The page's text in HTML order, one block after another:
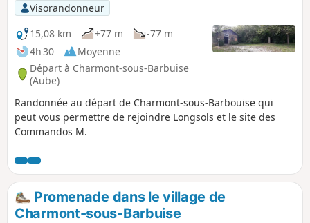
Visorandonneur
15,08 km
+77 m
-77 m
4h 30
Moyenne
Départ à Charmont-sous-Barbuise
(Aube)
Randonnée au départ de Charmont-sous-Barbouise qui
peut vous permettre de rejoindre Longsols et le site des
Commandos M.
Promenade dans le village de
Charmont-sous-Barbuise